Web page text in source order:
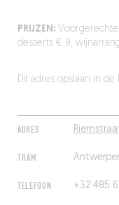
ADRES
TRAM
TELEFOON +32 485
PRIJZEN:
desserts € 9,
Dit adres opslaan in de